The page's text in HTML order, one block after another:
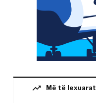
trending_up Më të lexuarat